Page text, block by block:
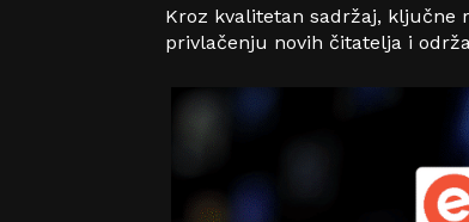
Kroz kvalitetan sadržaj, ključne
privlačenju novih čitatelja i